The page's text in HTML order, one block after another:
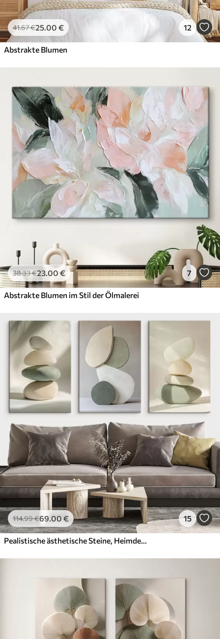
41.67€25.00 € 12
Abstrakte Blumen
38.33€23.00 € 7
Abstrakte Blumen im Stil der Ölmalerei
114.99€69.00 € 15
Pealistische ästhetische Steine, Heimdekoration, natürliche Beleuchtung